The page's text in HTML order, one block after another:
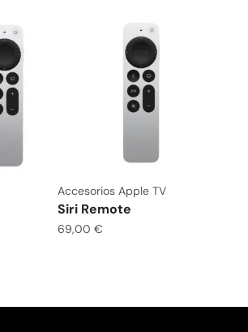
Accesorios Apple TV
Siri Remote
69,00 €